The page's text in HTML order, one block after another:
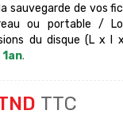
sauvegarde de vos
ou portable /
du disque (L x l
.
TTC